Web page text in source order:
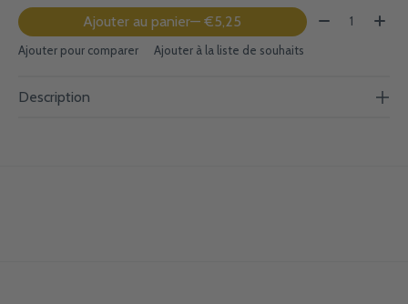
Ajouter au panier — €5,25 Quantité:
Ajouter pour comparer Ajouter à la liste de souhaits
Description